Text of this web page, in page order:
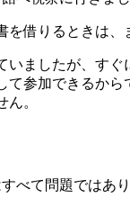
借りるときは
ましたが、す
参加できるか
。
べて問題ではあり